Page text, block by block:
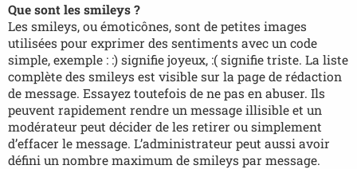
Que sont les smileys ?
Les smileys, ou émoticônes, sont de petites images
utilisées pour exprimer des sentiments avec un code
simple, exemple : :) signifie joyeux, :( signifie triste. La liste
complète des smileys est visible sur la page de rédaction
de message. Essayez toutefois de ne pas en abuser. Ils
peuvent rapidement rendre un message illisible et un
modérateur peut décider de les retirer ou simplement
d’effacer le message. L’administrateur peut aussi avoir
défini un nombre maximum de smileys par message.